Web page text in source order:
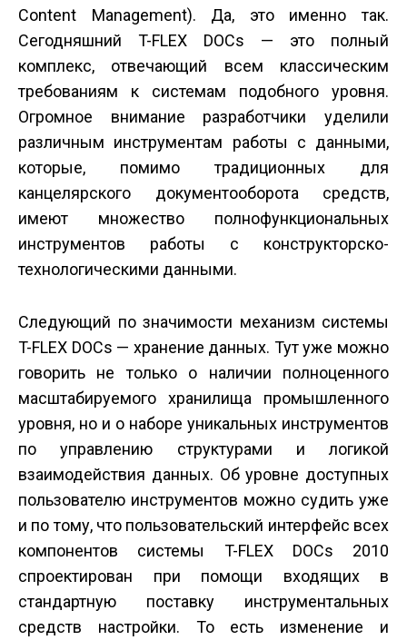
Content Management). Да, это именно так.
Сегодняшний T-FLEX DOCs — это полный
комплекс, отвечающий всем классическим
требованиям к системам подобного уровня.
Огромное внимание разработчики уделили
различным инструментам работы с данными,
которые, помимо традиционных для
канцелярского документо­оборота средств,
имеют множество полнофункциональных
инструментов работы с конструкторско-
технологическими данными.
Следующий по значимости механизм системы
T-FLEX DOCs — хранение данных. Тут уже можно
говорить не только о наличии полноценного
масштабируемого хранилища промышленного
уровня, но и о наборе уникальных инструментов
по управлению структурами и логикой
взаимодействия данных. Об уровне доступных
пользователю инструментов можно судить уже
и по тому, что пользовательский интерфейс всех
компонентов системы T-FLEX DOCs 2010
спроектирован при помощи входящих в
стандартную поставку инструментальных
средств настройки. То есть изменение и